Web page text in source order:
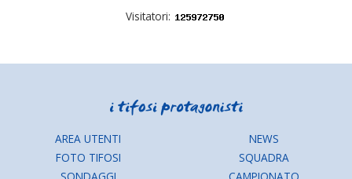
Visitatori:
AREA UTENTI
FOTO TIFOSI
NEWS
SQUADRA